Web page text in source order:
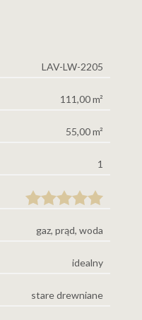
LAV-LW-2205
111,00 m²
55,00 m²
1
gaz, prąd, woda
idealny
stare drewniane